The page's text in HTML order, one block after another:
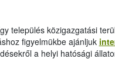
település közigazgatási
figyelmükbe ajánljuk
a helyi hatósági